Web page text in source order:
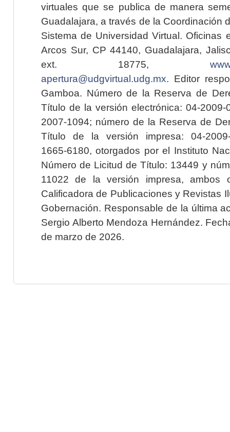
virtuales que se publica de manera
Guadalajara, a través de la Coordinación
Sistema de Universidad Virtual. Oficinas
Arcos Sur, CP 44140, Guadalajara,
ext. 18775,
apertura@udgvirtual.udg.mx. Editor
Gamboa. Número de la Reserva de
Título de la versión electrónica: 04-2009-
2007-1094; número de la Reserva de
Título de la versión impresa: 04-2009-
1665-6180, otorgados por el Instituto
Número de Licitud de Título: 13449 y
11022 de la versión impresa, ambos
Calificadora de Publicaciones y Revistas
Gobernación. Responsable de la última
Sergio Alberto Mendoza Hernández.
de marzo de 2026.